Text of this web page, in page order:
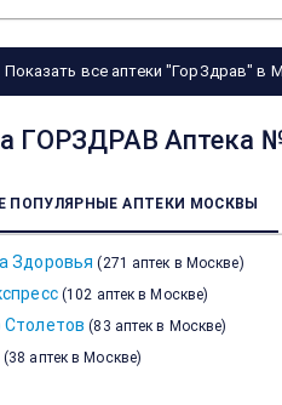
Показать все аптеки "ГорЗдрав" в
ГОРЗДРАВ Аптека
ПОПУЛЯРНЫЕ АПТЕКИ МОСКВЫ
Здоровья (271 аптек в Москве)
(102 аптек в Москве)
(83 аптек в Москве)
(38 аптек в Москве)